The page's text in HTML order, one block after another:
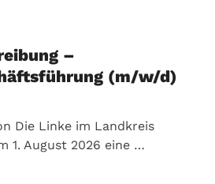
–
(m/w/d)
Die Linke im Landkreis
1. August 2026 eine …